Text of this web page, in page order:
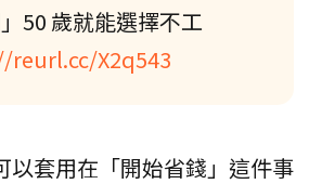
」50 歲就能選擇不工
reurl.cc/X2q543
以套用在「開始省錢」這件事